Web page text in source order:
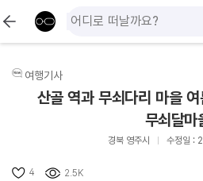
여행기사
산골 역과 무쇠다리 마을
무쇠달마
경북 영주시 수정일 :
4 2.5K